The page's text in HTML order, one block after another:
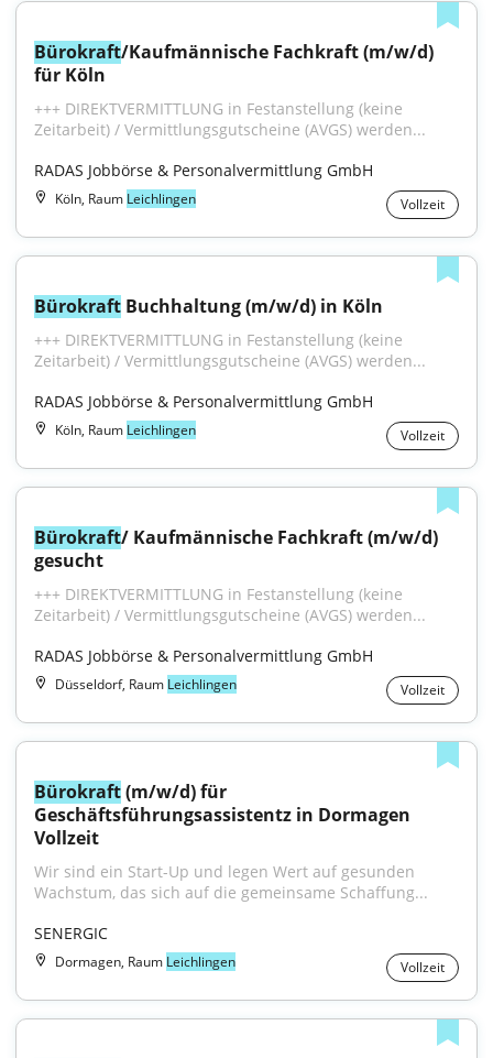
Bürokraft/Kaufmännische Fachkraft (m/w/d)
für Köln
+++ DIREKTVERMITTLUNG in Festanstellung (keine
Zeitarbeit) / Vermittlungsgutscheine (AVGS) werden...
RADAS Jobbörse & Personalvermittlung GmbH
Köln, Raum Leichlingen Vollzeit
Bürokraft Buchhaltung (m/w/d) in Köln
+++ DIREKTVERMITTLUNG in Festanstellung (keine
Zeitarbeit) / Vermittlungsgutscheine (AVGS) werden...
RADAS Jobbörse & Personalvermittlung GmbH
Köln, Raum Leichlingen Vollzeit
Bürokraft/ Kaufmännische Fachkraft (m/w/d)
gesucht
+++ DIREKTVERMITTLUNG in Festanstellung (keine
Zeitarbeit) / Vermittlungsgutscheine (AVGS) werden...
RADAS Jobbörse & Personalvermittlung GmbH
Düsseldorf, Raum Leichlingen Vollzeit
Bürokraft (m/w/d) für
Geschäftsführungsassistentz in Dormagen
Vollzeit
Wir sind ein Start-Up und legen Wert auf gesunden
Wachstum, das sich auf die gemeinsame Schaffung...
SENERGIC
Dormagen, Raum Leichlingen Vollzeit